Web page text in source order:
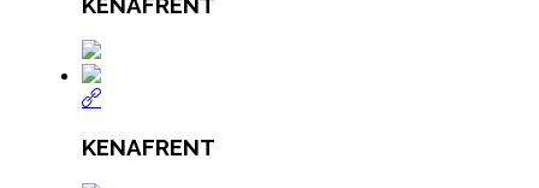
KENAFRENT